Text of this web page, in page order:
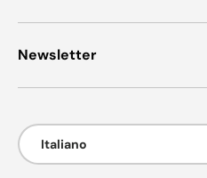
Newsletter
Lingua
Italiano